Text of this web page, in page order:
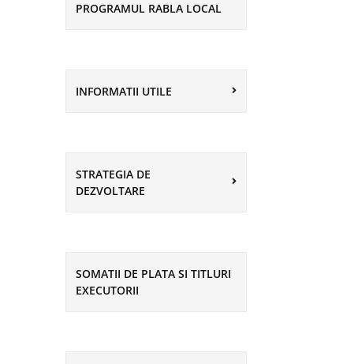
PROGRAMUL RABLA LOCAL
INFORMATII UTILE
STRATEGIA DE
DEZVOLTARE
SOMATII DE PLATA SI TITLURI
EXECUTORII